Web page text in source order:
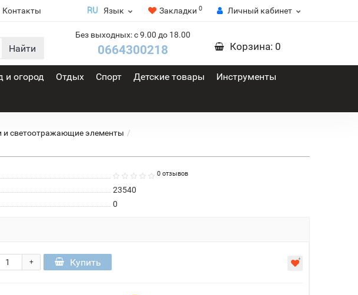
Контакты Язык Закладки 0 Личный кабинет
Найти
Без выходных: с 9.00 до 18.00
0664300218 Корзина: 0
и огород Отдых Спорт Детские товары Инструменты
и светоотражающие элементы
0 отзывов
23540
0
+ Купить